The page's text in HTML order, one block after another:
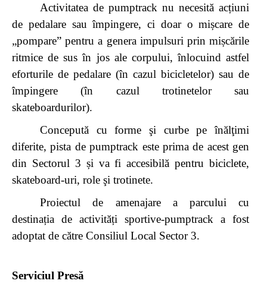
Activitatea de pumptrack nu necesită acțiuni
de pedalare sau împingere, ci doar o mișcare de
„pompare” pentru a genera impulsuri prin mișcările
ritmice de sus în jos ale corpului, înlocuind astfel
eforturile de pedalare (în cazul bicicletelor) sau de
împingere (în cazul trotinetelor sau
skateboardurilor).
Concepută cu forme şi curbe pe înălţimi
diferite, pista de pumptrack este prima de acest gen
din Sectorul 3 și va fi accesibilă pentru biciclete,
skateboard-uri, role şi trotinete.
Proiectul de amenajare a parcului cu
destinația de activități sportive-pumptrack a fost
adoptat de către Consiliul Local Sector 3.
Serviciul Presă